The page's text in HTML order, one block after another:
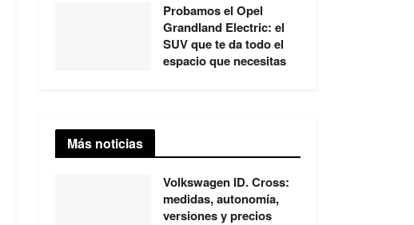
Probamos el Opel
Grandland Electric: el
SUV que te da todo el
espacio que necesitas
Más noticias
Volkswagen ID. Cross:
medidas, autonomía,
versiones y precios